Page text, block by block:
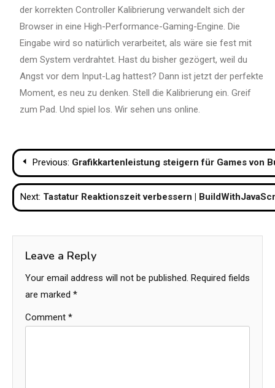
der korrekten Controller Kalibrierung verwandelt sich der
Browser in eine High-Performance-Gaming-Engine. Die
Eingabe wird so natürlich verarbeitet, als wäre sie fest mit
dem System verdrahtet. Hast du bisher gezögert, weil du
Angst vor dem Input-Lag hattest? Dann ist jetzt der perfekte
Moment, es neu zu denken. Stell die Kalibrierung ein. Greif
zum Pad. Und spiel los. Wir sehen uns online.
Post
navigation
Previous: Grafikkartenleistung steigern für Games von
Next: Tastatur Reaktionszeit verbessern |
Leave a Reply
Your email address will not be published. Required fields
are marked *
Comment *